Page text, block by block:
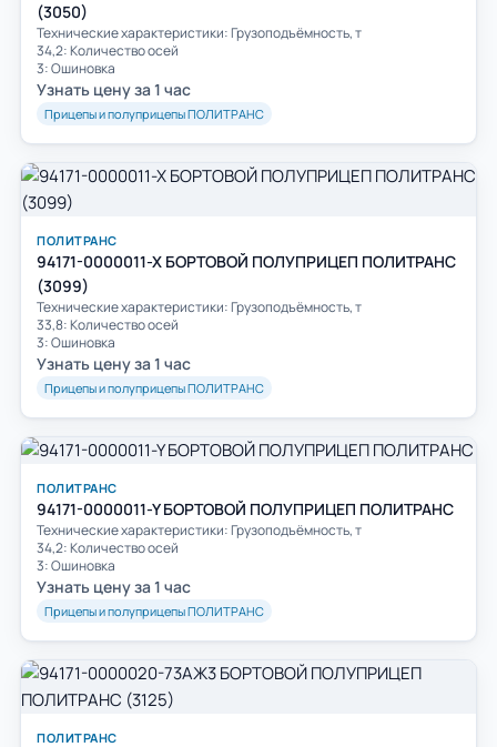
(3050)
Технические характеристики: Грузоподъёмность, т
34,2: Количество осей
3: Ошиновка
Узнать цену за 1 час
Прицепы и полуприцепы ПОЛИТРАНС
ПОЛИТРАНС
94171-0000011-X БОРТОВОЙ ПОЛУПРИЦЕП ПОЛИТРАНС
(3099)
Технические характеристики: Грузоподъёмность, т
33,8: Количество осей
3: Ошиновка
Узнать цену за 1 час
Прицепы и полуприцепы ПОЛИТРАНС
ПОЛИТРАНС
94171-0000011-Y БОРТОВОЙ ПОЛУПРИЦЕП ПОЛИТРАНС
Технические характеристики: Грузоподъёмность, т
34,2: Количество осей
3: Ошиновка
Узнать цену за 1 час
Прицепы и полуприцепы ПОЛИТРАНС
ПОЛИТРАНС